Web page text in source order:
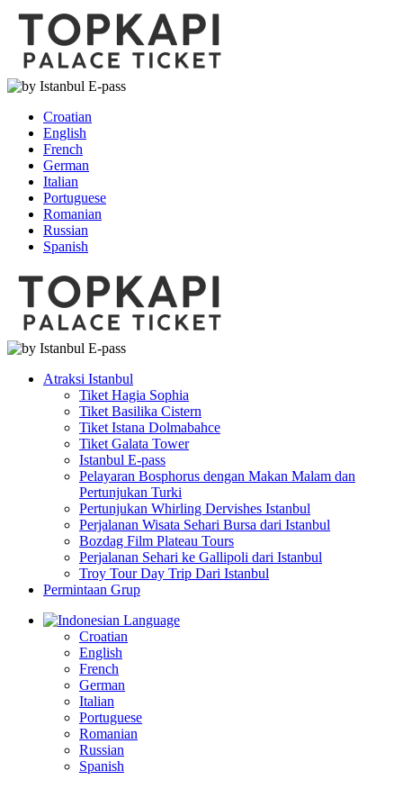
Croatian
English
French
German
Italian
Portuguese
Romanian
Russian
Spanish
Atraksi Istanbul
Tiket Hagia Sophia
Tiket Basilika Cistern
Tiket Istana Dolmabahce
Tiket Galata Tower
Istanbul E-pass
Pelayaran Bosphorus dengan Makan Malam dan
Pertunjukan Turki
Pertunjukan Whirling Dervishes Istanbul
Perjalanan Wisata Sehari Bursa dari Istanbul
Bozdag Film Plateau Tours
Perjalanan Sehari ke Gallipoli dari Istanbul
Troy Tour Day Trip Dari Istanbul
Permintaan Grup
Language
Croatian
English
French
German
Italian
Portuguese
Romanian
Russian
Spanish